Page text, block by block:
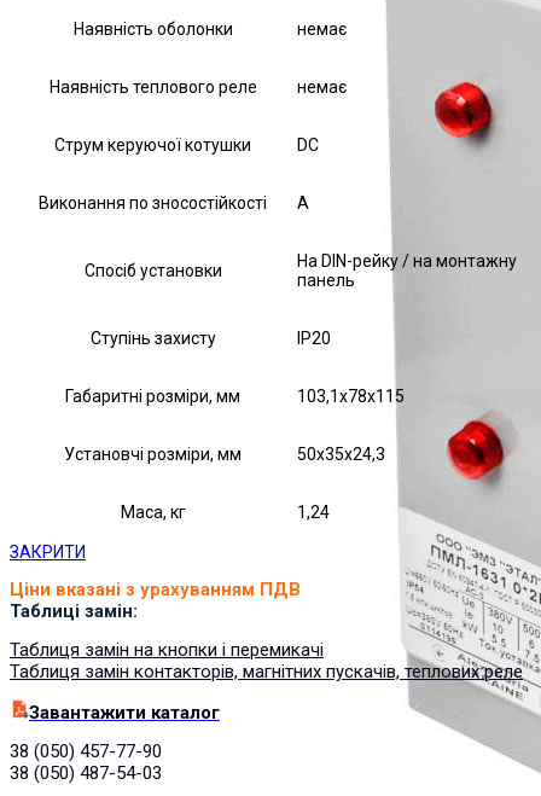
Наявність оболонки немає
Наявність теплового реле немає
Струм керуючої котушки DC
Виконання по зносостійкості А
Спосіб установки
На DIN-рейку / на монтажну
панель
Ступінь захисту IP20
Габаритні розміри, мм 103,1х78х115
Установчі розміри, мм 50х35х24,3
Маса, кг 1,24
ЗАКРИТИ
Ціни вказані з урахуванням ПДВ
Таблиці замін:
Таблиця замін на кнопки і перемикачі
Таблиця замін контакторів, магнітних пускачів, теплових реле
Завантажити каталог
38 (050) 457-77-90
38 (050) 487-54-03